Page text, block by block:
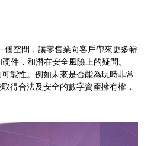
個空間，讓零售業向客戶帶來更多嶄
件，和潛在安全風險上的疑問。
能性。例如未來是否能為現時非常
得合法及安全的數字資產擁有權，